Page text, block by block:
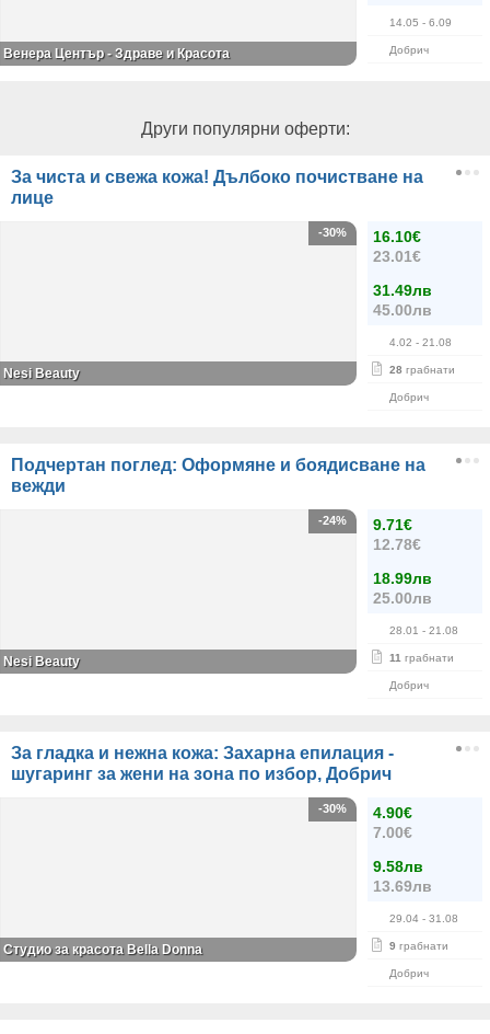
14.05 - 6.09
Добрич
Венера Център - Здраве и Красота
Други популярни оферти:
За чиста и свежа кожа! Дълбоко почистване на
лице
16.10€
23.01€
31.49лв
45.00лв
4.02 - 21.08
28 грабнати
Добрич
-30%
Nesi Beauty
Подчертан поглед: Оформяне и боядисване на
вежди
9.71€
12.78€
18.99лв
25.00лв
28.01 - 21.08
11 грабнати
Добрич
-24%
Nesi Beauty
За гладка и нежна кожа: Захарна епилация -
шугаринг за жени на зона по избор, Добрич
4.90€
7.00€
9.58лв
13.69лв
29.04 - 31.08
9 грабнати
Добрич
-30%
Студио за красота Bella Donna